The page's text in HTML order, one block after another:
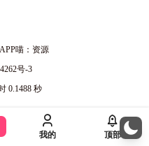
喵：资源
号-3
0.1488 秒
我的 顶部